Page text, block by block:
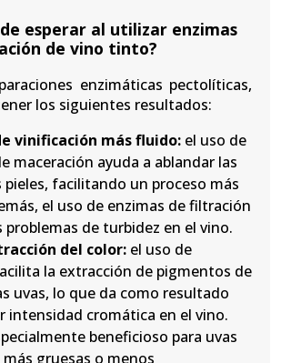
esperar al utilizar enzimas
de vino tinto?
enzimáticas pectolíticas,
los siguientes resultados:
vinificación más fluido: el uso de
maceración ayuda a ablandar las
pieles, facilitando un proceso más
el uso de enzimas de filtración
problemas de turbidez en el vino.
del color: el uso de
la extracción de pigmentos de
uvas, lo que da como resultado
intensidad cromática en el vino.
beneficioso para uvas
más gruesas o menos